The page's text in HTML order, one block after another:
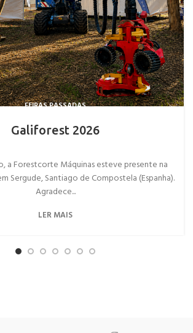
FEIRAS PASSADAS
Galiforest 2026
a Forestcorte Máquinas esteve presente na
Sergude, Santiago de Compostela (Espanha).
Agradece...
LER MAIS